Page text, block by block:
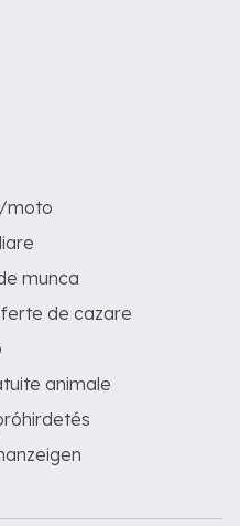
moto
munca
de cazare
animale